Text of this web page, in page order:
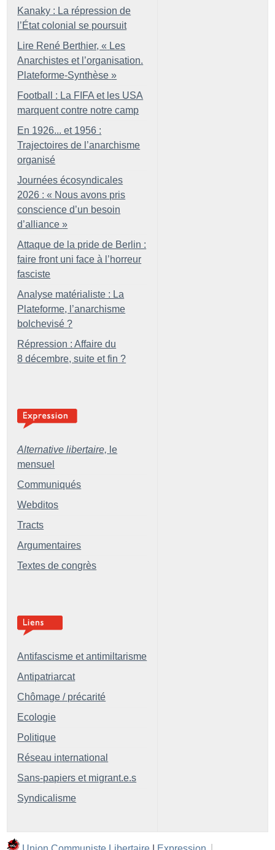
Kanaky : La répression de
l’État colonial se poursuit
Lire René Berthier, « Les
Anarchistes et l’organisation.
Plateforme-Synthèse »
Football : La FIFA et les USA
marquent contre notre camp
En 1926... et 1956 :
Trajectoires de l’anarchisme
organisé
Journées écosyndicales
2026 : « Nous avons pris
conscience d’un besoin
d’alliance »
Attaque de la pride de Berlin :
faire front uni face à l’horreur
fasciste
Analyse matérialiste : La
Plateforme, l’anarchisme
bolchevisé ?
Répression : Affaire du
8 décembre, suite et fin ?
Alternative libertaire, le
mensuel
Communiqués
Webditos
Tracts
Argumentaires
Textes de congrès
Antifascisme et antimiltarisme
Antipatriarcat
Chômage / précarité
Ecologie
Politique
Réseau international
Sans-papiers et migrant.e.s
Syndicalisme
Union Communiste Libertaire | Expression